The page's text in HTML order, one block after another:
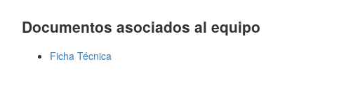
Documentos asociados al equipo
Ficha Técnica